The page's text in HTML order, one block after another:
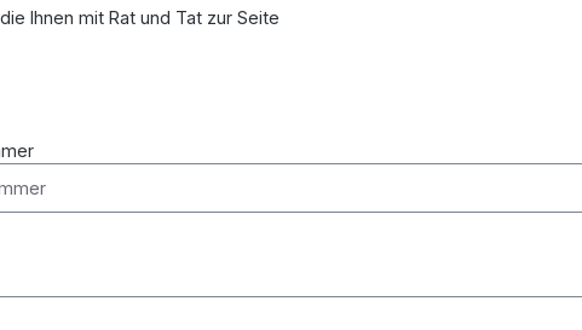
Ihnen mit Rat und Tat zur Seite